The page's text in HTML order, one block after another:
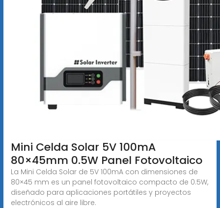
Mini Celda Solar 5V 100mA
80×45mm 0.5W Panel Fotovoltaico
La Mini Celda Solar de 5V 100mA con dimensiones de
80×45 mm es un panel fotovoltaico compacto de 0.5W,
diseñado para aplicaciones portátiles y proyectos
electrónicos al aire libre.